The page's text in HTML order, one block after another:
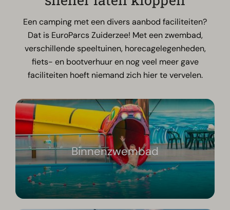
Een camping met een divers aanbod faciliteiten?
Dat is EuroParcs Zuiderzee! Met een zwembad,
verschillende speeltuinen, horecagelegenheden,
fiets- en bootverhuur en nog veel meer gave
faciliteiten hoeft niemand zich hier te vervelen.
Binnenzwembad